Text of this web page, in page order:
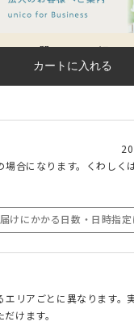
品質への取り組み
カートに入れる
合になります。くわしく
けにかかる日数・日時指定
リアごとに異なります。
けます。